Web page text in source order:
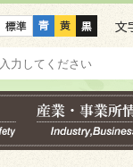
色合い